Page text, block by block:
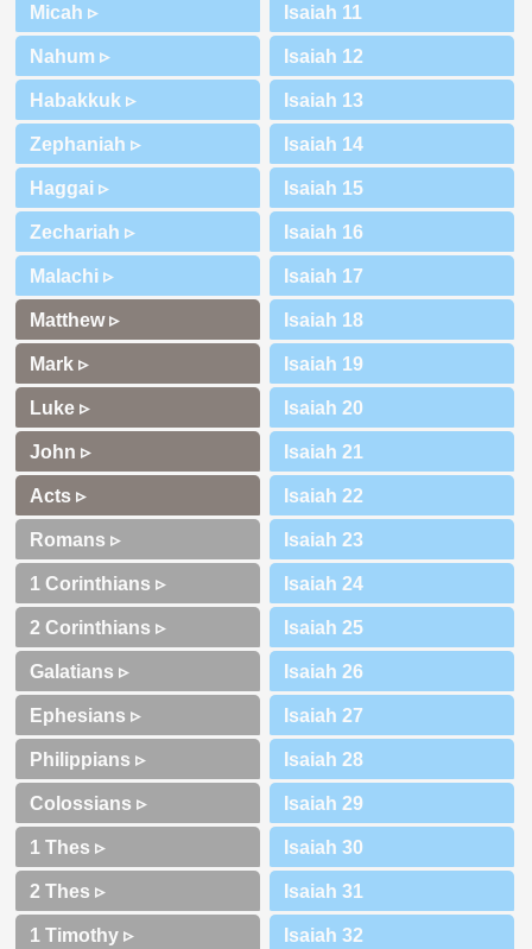
Micah ▹
Nahum ▹
Habakkuk ▹
Zephaniah ▹
Haggai ▹
Zechariah ▹
Malachi ▹
Matthew ▹
Mark ▹
Luke ▹
John ▹
Acts ▹
Romans ▹
1 Corinthians ▹
2 Corinthians ▹
Galatians ▹
Ephesians ▹
Philippians ▹
Colossians ▹
1 Thes ▹
2 Thes ▹
1 Timothy ▹